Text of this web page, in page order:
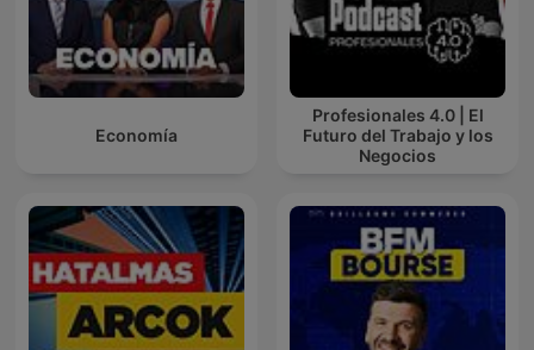
Economía
Profesionales 4.0 | El
Futuro del Trabajo y los
Negocios